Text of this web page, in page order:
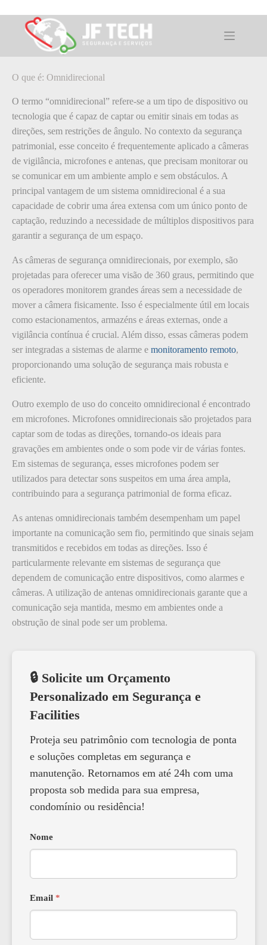
para
conteúdoO que é: Omnidirecional
O que é: Omnidirecional
O termo “omnidirecional” refere-se a um tipo de dispositivo ou
tecnologia que é capaz de captar ou emitir sinais em todas as
direções, sem restrições de ângulo. No contexto da segurança
patrimonial, esse conceito é frequentemente aplicado a câmeras
de vigilância, microfones e antenas, que precisam monitorar ou
se comunicar em um ambiente amplo e sem obstáculos. A
principal vantagem de um sistema omnidirecional é a sua
capacidade de cobrir uma área extensa com um único ponto de
captação, reduzindo a necessidade de múltiplos dispositivos para
garantir a segurança de um espaço.
As câmeras de segurança omnidirecionais, por exemplo, são
projetadas para oferecer uma visão de 360 graus, permitindo que
os operadores monitorem grandes áreas sem a necessidade de
mover a câmera fisicamente. Isso é especialmente útil em locais
como estacionamentos, armazéns e áreas externas, onde a
vigilância contínua é crucial. Além disso, essas câmeras podem
ser integradas a sistemas de alarme e monitoramento remoto,
proporcionando uma solução de segurança mais robusta e
eficiente.
Outro exemplo de uso do conceito omnidirecional é encontrado
em microfones. Microfones omnidirecionais são projetados para
captar som de todas as direções, tornando-os ideais para
gravações em ambientes onde o som pode vir de várias fontes.
Em sistemas de segurança, esses microfones podem ser
utilizados para detectar sons suspeitos em uma área ampla,
contribuindo para a segurança patrimonial de forma eficaz.
As antenas omnidirecionais também desempenham um papel
importante na comunicação sem fio, permitindo que sinais sejam
transmitidos e recebidos em todas as direções. Isso é
particularmente relevante em sistemas de segurança que
dependem de comunicação entre dispositivos, como alarmes e
câmeras. A utilização de antenas omnidirecionais garante que a
comunicação seja mantida, mesmo em ambientes onde a
obstrução de sinal pode ser um problema.
🔒 Solicite um Orçamento
Personalizado em Segurança e
Facilities
Proteja seu patrimônio com tecnologia de ponta
e soluções completas em segurança e
manutenção. Retornamos em até 24h com uma
proposta sob medida para sua empresa,
condomínio ou residência!
Nome
Email *